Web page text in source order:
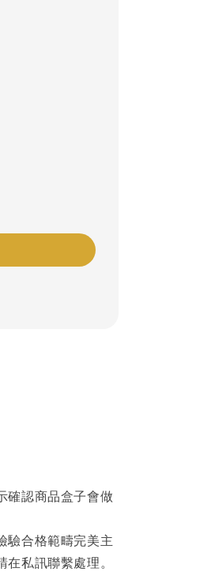
確認商品盒子會做
驗合格範疇完美主
私訊聯繫處理。